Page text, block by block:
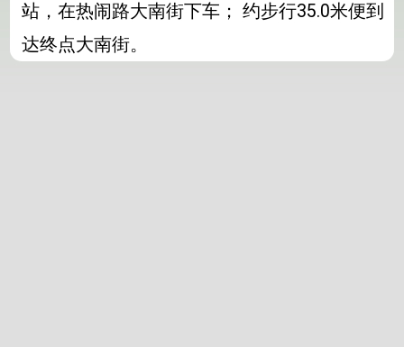
站，在热闹路大南街下车； 约步行35.0米便到
达终点大南街。